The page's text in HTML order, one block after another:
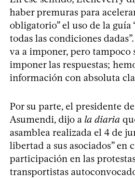
haber premuras para
obligatorio” el uso de la guía
todas las condiciones
va a imponer, pero tampoco
imponer las respuestas;
información con absoluta
Por su parte, el presidente
Asumendi, dijo a la diaria
asamblea realizada el 4 de
libertad a sus asociados” en
participación en las
transportistas